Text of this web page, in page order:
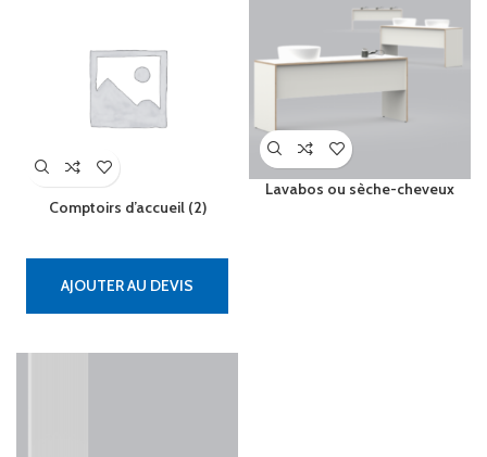
Comptoirs d’accueil (2)
AJOUTER AU DEVIS
Lavabos ou sèche-cheveux